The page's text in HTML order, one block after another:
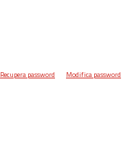
Recupera password Modifica password